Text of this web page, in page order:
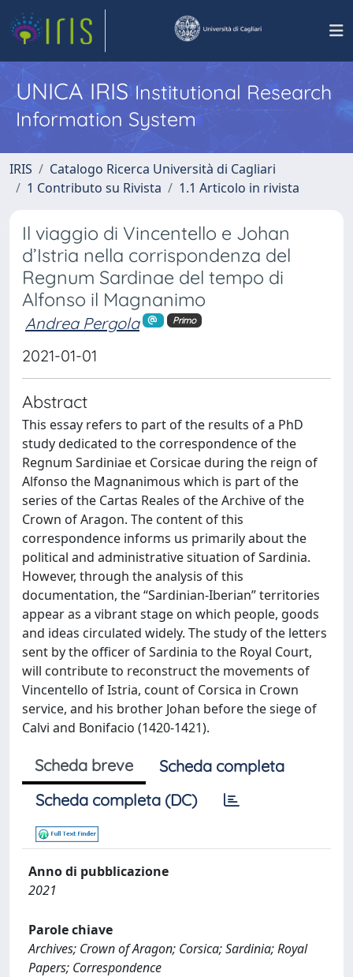
UNICA IRISInstitutional Research
Information System
IRIS
Catalogo Ricerca Università di Cagliari
1 Contributo su Rivista
1.1 Articolo in rivista
Il viaggio di Vincentello e Johan
d’Istria nella corrispondenza del
Regnum Sardinae del tempo di
Alfonso il Magnanimo
Andrea Pergola Primo
2021-01-01
Abstract
This essay refers to part of the results of a PhD
study dedicated to the correspondence of the
Regnum Sardiniae et Corsicae during the reign of
Alfonso the Magnanimous which is part of the
series of the Cartas Reales of the Archive of the
Crown of Aragon. The content of this
correspondence informs us primarily about the
political and administrative situation of Sardinia.
However, through the analysis of this
documentation, the “Sardinian-Iberian” territories
appear as a vibrant stage on which people, goods
and ideas circulated widely. The study of the letters
sent by the officer of Sardinia to the Royal Court,
will contribute to reconstruct the movements of
Vincentello of Istria, count of Corsica in Crown
service, and his brother Johan before the siege of
Calvi and Bonifacio (1420-1421).
Scheda breve
Scheda completa
Scheda completa (DC)
Anno di pubblicazione
2021
Parole chiave
Archives; Crown of Aragon; Corsica; Sardinia; Royal
Papers; Correspondence